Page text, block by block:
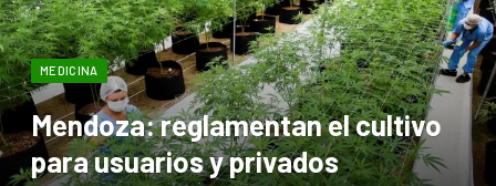
MEDICINA
Mendoza: reglamentan el cultivo
para usuarios y privados